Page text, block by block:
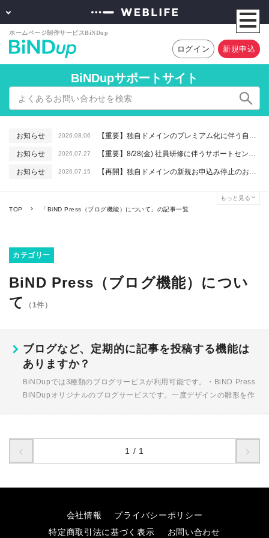
ログイン 新規申込
BiNDupサポートサイト
お知らせ 2026.08.06 【重要】独自ドメインのプレミアム化に伴う自動更新に関するお知らせ
お知らせ 2026.07.27 【重要】8/28(金) 社員研修に伴うサポートセンター休業のお知らせ
お知らせ 2026.07.15 【再開】独自ドメインの新規お申込み停止のお知らせ
もっと見る
お知らせ
TOP 「BiND Press（ブログ機能）について」の記事一覧
カテゴリー
BiND Press（ブログ機能）につい
て
（1件）
ブログなど、定期的に記事を投稿する機能は
ありますか？
BiNDupでは3種類のブログサービスが利用可能です。・BiND Press
BiNDupオリジナルのブログサービスです。一度デザインの雛形を作
1 / 1
会社情報
プライバシーポリシー
特定商取引法に基づく表示
お問い合わせ